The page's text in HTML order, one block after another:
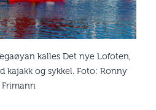
kalles Det nye Lofoten,
kajakk og sykkel. Foto: Ronny
Frimann